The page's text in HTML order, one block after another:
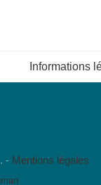
Informations
- Mentions légales